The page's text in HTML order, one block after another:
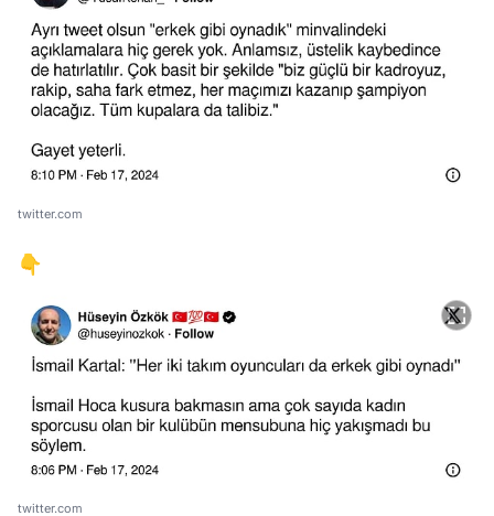
twitter.com
👇
twitter.com